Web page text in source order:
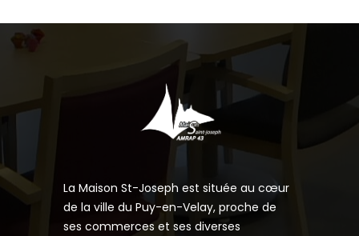
La Maison St-Joseph est située au cœur
de la ville du Puy-en-Velay, proche de
ses commerces et ses diverses